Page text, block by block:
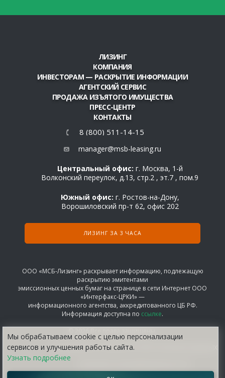
Мы обрабатываем сооkіе с целью персонализации
сервисов и улучшения работы сайта.
Узнать подробнее
ЛИЗИНГ
КОМПАНИЯ
ИНВЕСТОРАМ — РАСКРЫТИЕ ИНФОРМАЦИИ
АГЕНТСКИЙ СЕРВИС
ПРОДАЖА ИЗЪЯТОГО ИМУЩЕСТВА
ПРЕСС-ЦЕНТР
КОНТАКТЫ
8 (800) 511-14-15
manager@msb-leasing.ru
Центральный офис: г. Москва, 1-й
Волконский переулок, д.13, стр.2 , эт.7 , пом.9
Южный офис: г. Ростов-на-Дону,
Ворошиловский пр-т 62, офис 202
ЛИЗИНГ ЗА 3 ЧАСА
ООО «МСБ-Лизинг» раскрывает информацию, подлежащую
раскрытию эмитентами
эмиссионных ценных бумаг на странице в сети Интернет ООО
«Интерфакс-ЦРКИ» —
информационного агентства, аккредитованного ЦБ РФ.
Информация доступна по ссылке.
СОГЛАШЕНИЕ НА ОБРАБОТКУ ПЕРСОНАЛЬНЫХ ДАННЫХ